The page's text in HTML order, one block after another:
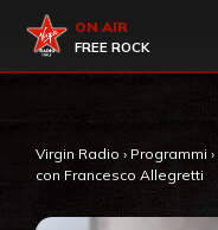
Virgin Radio
ON AIR
FREE ROCK
Virgin Radio › Programmi ›
con Francesco Allegretti